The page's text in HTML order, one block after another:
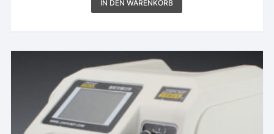
IN DEN WARENKORB